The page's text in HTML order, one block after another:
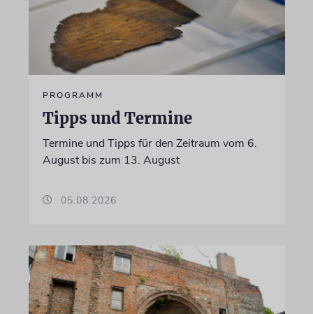
PROGRAMM
Tipps und Termine
Termine und Tipps für den Zeitraum vom 6.
August bis zum 13. August
05.08.2026